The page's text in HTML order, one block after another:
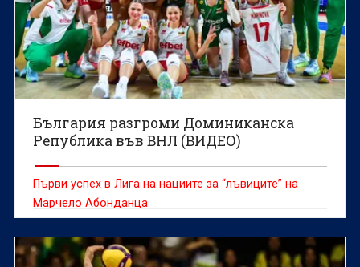
България разгроми Доминиканска
Република във ВНЛ (ВИДЕО)
Първи успех в Лига на нациите за “лъвиците” на
Марчело Абонданца